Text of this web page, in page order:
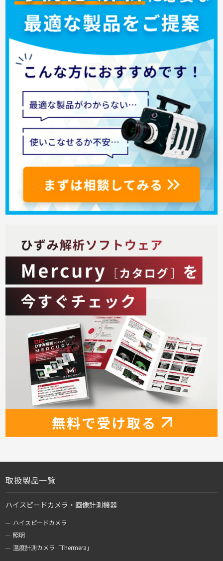
取扱製品一覧
ハイスピードカメラ・画像計測機器
ハイスピードカメラ
照明
温度計測カメラ「Thermera」